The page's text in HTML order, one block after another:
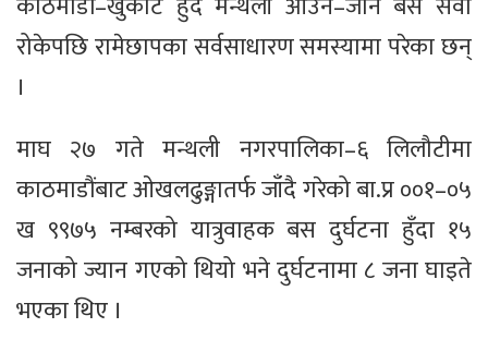
रोकेपछि रामेछापका सर्वसाधारण समस्यामा परेका छन्
।
माघ २७ गते मन्थली नगरपालिका–६ लिलौटीमा
काठमाडौंबाट ओखलढुङ्गातर्फ जाँदै गरेको बा.प्र ००१–०५
ख ९९७५ नम्बरको यात्रुवाहक बस दुर्घटना हुँदा १५
जनाको ज्यान गएको थियो भने दुर्घटनामा ८ जना घाइते
भएका थिए ।